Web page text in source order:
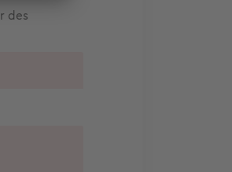
des